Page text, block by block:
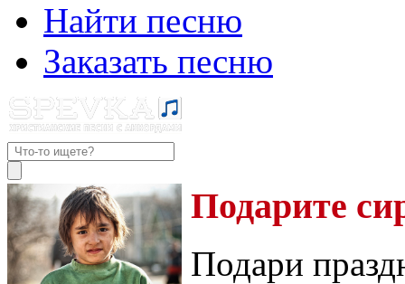
Найти песню
Заказать песню
Подарите
Подари